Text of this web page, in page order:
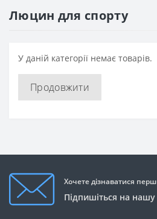
Люцин для спорту
У даній категорії немає товарів.
Продовжити
Хочете дізнаватися
Підпишіться на